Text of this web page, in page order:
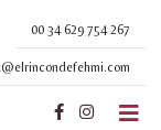
00 34 629 754 267